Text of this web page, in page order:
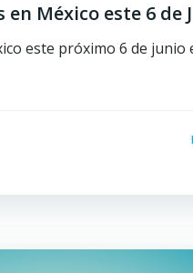
en México este 6 de
este próximo 6 de junio